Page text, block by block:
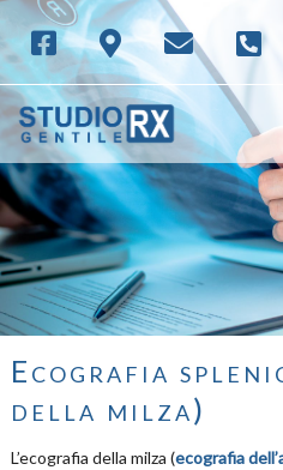
Ecografia
della milza)
L’ecografia della milza (ecografia